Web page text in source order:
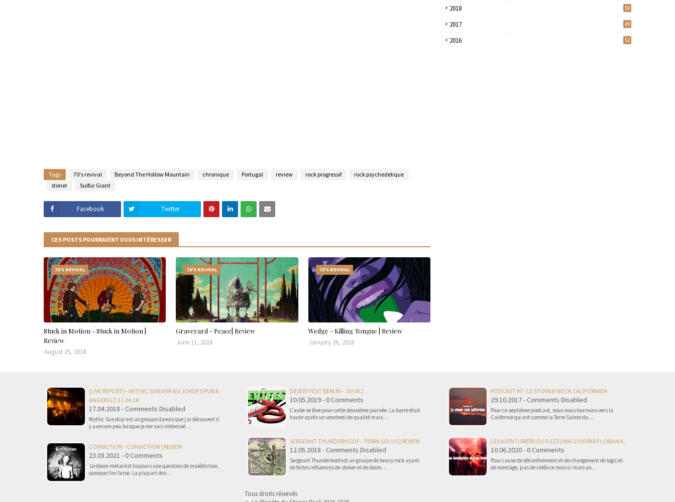
Tags 70's revival Beyond The Hollow Mountain chronique Portugal review rock progressif
rock psychedelique
stoner
Sulfur Giant
Facebook Twitter
CES POSTS POURRAIENT VOUS INTÉRESSER
70'S REVIVAL
Stuck in Motion - Stuck in Motion |
Review
August 25, 2018
70'S REVIVAL
Graveyard - Peace| Review
June 11, 2018
70'S REVIVAL
Wedge - Killing Tongue | Review
January 26, 2018
2018 59
2017 49
2016 52
[LIVE REPORT] - MYTHIC SUNSHIP AU JOKER’S PUB À
ANGERS LE 11.04.18
17.04.2018 - Comments Disabled
Mythic Sunship est un groupe danois que j’ai découvert il
y a encore peu lorsque je me suis intéressé…
CONVICTION - CONVICTION | REVIEW
23.03.2021 - 0 Comments
Le doom-metal est toujours une question de malédiction,
quoique l’on fasse. La plupart des…
DESERTFEST BERLIN - JOUR 2
10.05.2019 - 0 Comments
L'aube se lève pour cette deuxième journée. La barre était
haute après un vendredi de qualité mais…
SERGEANT THUNDERHOOF - TERRA SOLUS | REVIEW
12.05.2018 - Comments Disabled
Sergeant Thunderhoof est un groupe de heavy-rock ayant
de fortes influences de stoner et de doom…
Tous droits réservés
PODCAST #7 - LE STONER-ROCK CALIFORNIEN
29.10.2017 - Comments Disabled
Pour ce septième podcast, nous nous tournons vers la
Californie qui est comme la Terre Sainte du…
LES AVENTURIERS DU FUZZ | MAI 2020 PAR FLORIAN K.
10.06.2020 - 0 Comments
Pour cause de déconfinement et de changement de logiciel
de montage, pas de vidéo ce mois-ci mais un…